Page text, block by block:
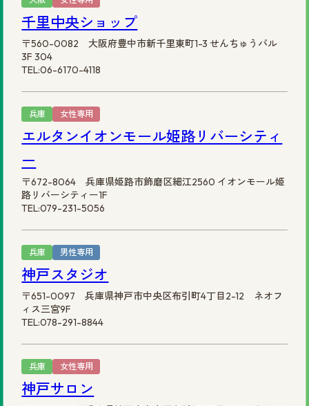
千里中央ショップ
〒560-0082 大阪府豊中市新千里東町1-3 せんちゅうパル
3F 304
TEL:06-6170-4118
兵庫 女性専用
エルタンイオンモール姫路リバーシティ
ー
〒672-8064 兵庫県姫路市飾磨区細江2560 イオンモール姫
路リバーシティー1F
TEL:079-231-5056
兵庫 男性専用
神戸スタジオ
〒651-0097 兵庫県神戸市中央区布引町4丁目2-12 ネオフ
ィス三宮9F
TEL:078-291-8844
兵庫 女性専用
神戸サロン